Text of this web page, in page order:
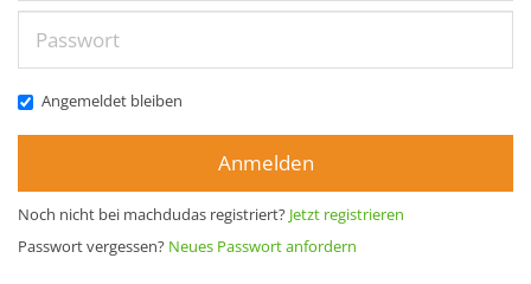
Angemeldet bleiben
Anmelden
Noch nicht bei machdudas registriert? Jetzt registrieren
Passwort vergessen? Neues Passwort anfordern